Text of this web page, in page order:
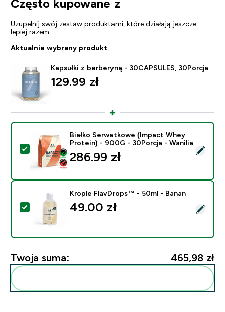
Często kupowane z
Uzupełnij swój zestaw produktami, które działają jeszcze
lepiej razem
Aktualnie wybrany produkt
Kapsułki z berberyną - 30CAPSULES, 30Porcja
129.99 zł‎
Wybierz ten produkt - Białko Serwatkowe (Impact
Białko Serwatkowe (Impact Whey
Protein) - 900G - 30Porcja - Wanilia
286.99 zł‎
Wybierz ten produkt - Krople FlavDrops™ - 50ml -
Krople FlavDrops™ - 50ml - Banan
49.00 zł‎
Twoja suma: 465,98 zł‎